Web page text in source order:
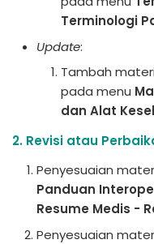
Terminologi
Update:
Tambah
pada menu
dan Alat
2. Revisi atau
Penyesuaian
Panduan
Resume Medis -
Penyesuaian